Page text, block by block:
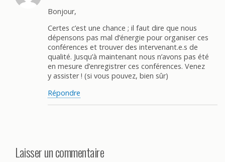
Bonjour,
Certes c’est une chance ; il faut dire que nous
dépensons pas mal d’énergie pour organiser ces
conférences et trouver des intervenant.e.s de
qualité. Jusqu’à maintenant nous n’avons pas été
en mesure d’enregistrer ces conférences. Venez
y assister ! (si vous pouvez, bien sûr)
Répondre
Laisser un commentaire